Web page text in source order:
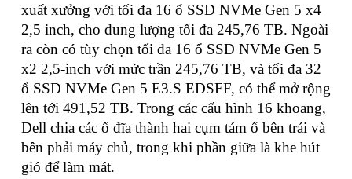
xuất xưởng với tối đa 16 ổ SSD NVMe Gen 5 x4
2,5 inch, cho dung lượng tối đa 245,76 TB. Ngoài
ra còn có tùy chọn tối đa 16 ổ SSD NVMe Gen 5
x2 2,5-inch với mức trần 245,76 TB, và tối đa 32
ổ SSD NVMe Gen 5 E3.S EDSFF, có thể mở rộng
lên tới 491,52 TB. Trong các cấu hình 16 khoang,
Dell chia các ổ đĩa thành hai cụm tám ổ bên trái và
bên phải máy chủ, trong khi phần giữa là khe hút
gió để làm mát.